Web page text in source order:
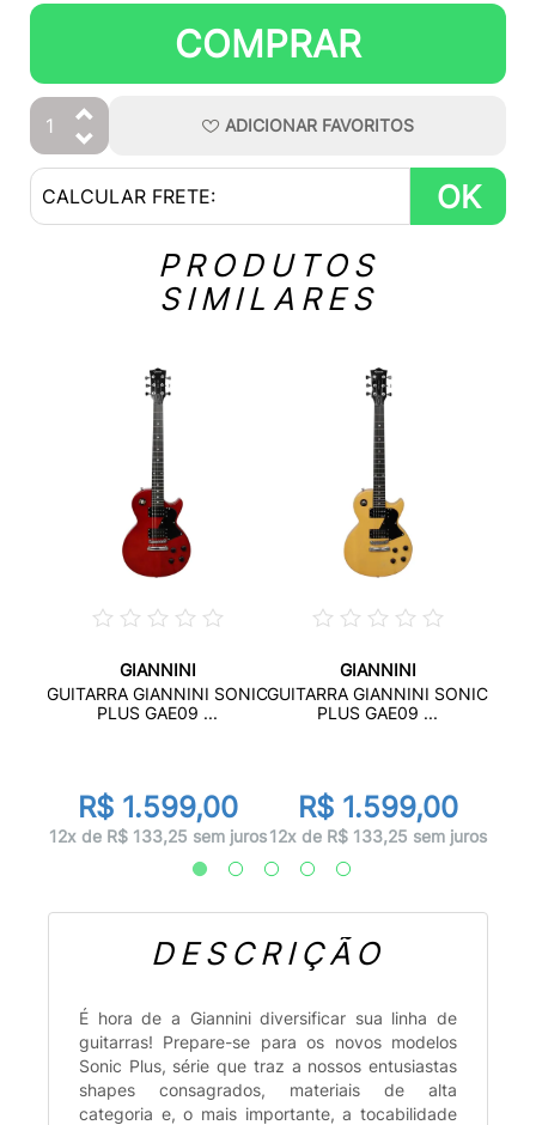
COMPRAR
ADICIONAR FAVORITOS
OK
PRODUTOS
SIMILARES
GIANNINI
GUITARRA GIANNINI SONIC
PLUS GAE09 ...
R$ 1.599,00
12x de R$ 133,25 sem juros
GIANNINI
GUITARRA GIANNINI SONIC
PLUS GAE09 ...
R$ 1.599,00
12x de R$ 133,25 sem juros
DESCRIÇÃO
É hora de a Giannini diversificar sua linha de
guitarras! Prepare-se para os novos modelos
Sonic Plus, série que traz a nossos entusiastas
shapes consagrados, materiais de alta
categoria e, o mais importante, a tocabilidade